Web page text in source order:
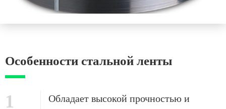
Особенности стальной ленты
1
Обладает высокой прочностью и